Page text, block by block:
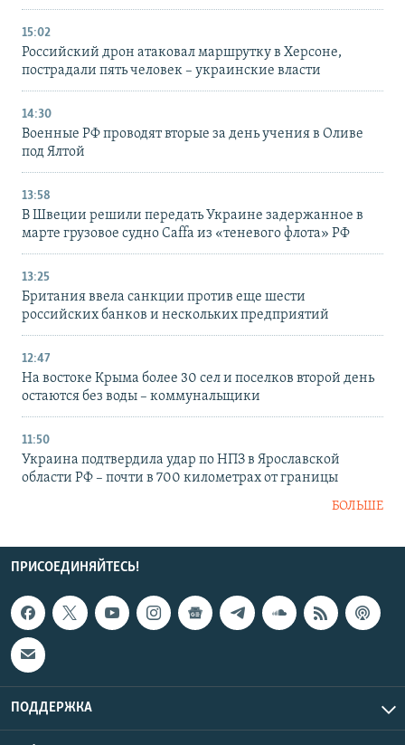
15:02
Российский дрон атаковал маршрутку в Херсоне,
пострадали пять человек – украинские власти
14:30
Военные РФ проводят вторые за день учения в Оливе
под Ялтой
13:58
В Швеции решили передать Украине задержанное в
марте грузовое судно Caffa из «теневого флота» РФ
13:25
Британия ввела санкции против еще шести
российских банков и нескольких предприятий
12:47
На востоке Крыма более 30 сел и поселков второй день
остаются без воды – коммунальщики
11:50
Украина подтвердила удар по НПЗ в Ярославской
области РФ – почти в 700 километрах от границы
БОЛЬШЕ
ПРИСОЕДИНЯЙТЕСЬ!
ПОДДЕРЖКА